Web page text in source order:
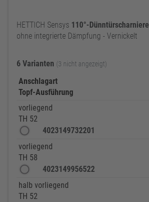
HETTICH Sensys 110°-Dünntürscharniere
ohne integrierte Dämpfung - Vernickelt
6 Varianten (3 nicht angezeigt)
Anschlagart
Topf-Ausführung
vorliegend
TH 52
4023149732201
vorliegend
TH 58
4023149956522
halb vorliegend
TH 52